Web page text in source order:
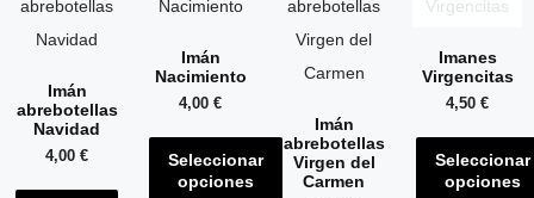
Imán
abrebotellas
Navidad
4,00 €
Imán
Nacimiento
4,00 €
Seleccionar
opciones
Imán
abrebotellas
Virgen del
Carmen
Imanes
Virgencitas
4,50 €
Seleccionar
opciones